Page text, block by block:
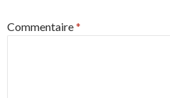
Commentaire*